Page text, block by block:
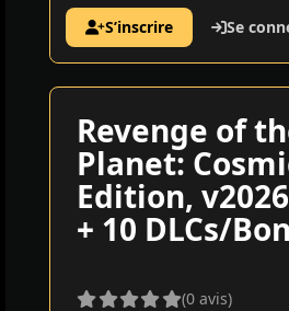
S’inscrire Se
Revenge of
Planet:
Edition,
+ 10 DLCs/
(0 avis)